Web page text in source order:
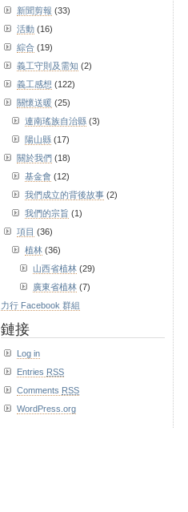
新聞剪報 (33)
活動 (16)
綜合 (19)
義工守則及需知 (2)
義工感想 (122)
關懷送暖 (25)
連南瑤族自治縣 (3)
陽山縣 (17)
關於我們 (18)
基金會 (12)
我們成立的背後故事 (2)
我們的宗旨 (1)
項目 (36)
植林 (36)
山西省植林 (29)
廣東省植林 (7)
力行 Facebook 群組
鏈接
Log in
Entries RSS
Comments RSS
WordPress.org